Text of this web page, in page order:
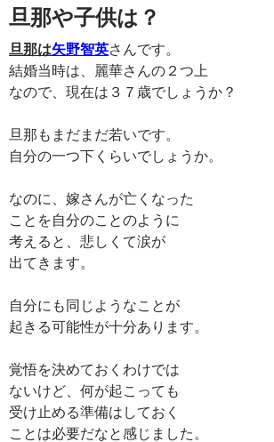
旦那や子供は？
旦那は矢野智英さんです。
結婚当時は、麗華さんの２つ上
なので、現在は３７歳でしょうか？
旦那もまだまだ若いです。
自分の一つ下くらいでしょうか。
なのに、嫁さんが亡くなった
ことを自分のことのように
考えると、悲しくて涙が
出てきます。
自分にも同じようなことが
起きる可能性が十分あります。
覚悟を決めておくわけでは
ないけど、何が起こっても
受け止める準備はしておく
ことは必要だなと感じました。